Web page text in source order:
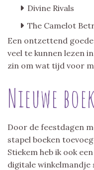
Divine Rivals
The Camelot
Een ontzettend
veel te kunnen lezen
zin om wat tijd voor
Nieuwe
Door de feestdagen
stapel boeken
Stiekem heb ik ook
digitale winkelmandje